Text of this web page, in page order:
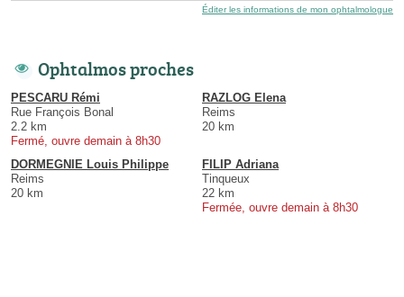
Éditer les informations de mon ophtalmologue
Ophtalmos proches
PESCARU Rémi
Rue François Bonal
2.2 km
Fermé, ouvre demain à 8h30
RAZLOG Elena
Reims
20 km
DORMEGNIE Louis Philippe
Reims
20 km
FILIP Adriana
Tinqueux
22 km
Fermée, ouvre demain à 8h30